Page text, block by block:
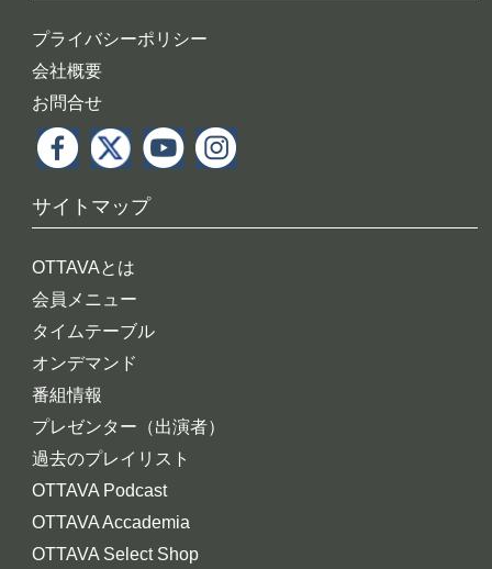
プライバシーポリシー
会社概要
お問合せ
サイトマップ
OTTAVAとは
会員メニュー
タイムテーブル
オンデマンド
番組情報
プレゼンター（出演者）
過去のプレイリスト
OTTAVA Podcast
OTTAVA Accademia
OTTAVA Select Shop